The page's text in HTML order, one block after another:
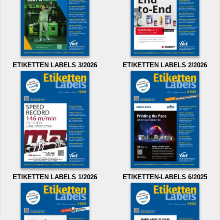
ETIKETTEN LABELS 3/2026 ETIKETTEN LABELS 2/2026
ETIKETTEN LABELS 1/2026 ETIKETTEN-LABELS 6/2025